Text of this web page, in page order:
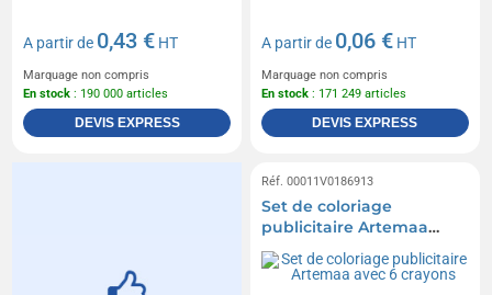
A partir de 0,43 € HT
Marquage non compris
En stock : 190 000 articles
DEVIS EXPRESS
A partir de 0,06 € HT
Marquage non compris
En stock : 171 249 articles
DEVIS EXPRESS
Réf. 00011V0186913
Set de coloriage
publicitaire Artemaa
avec 6 crayons